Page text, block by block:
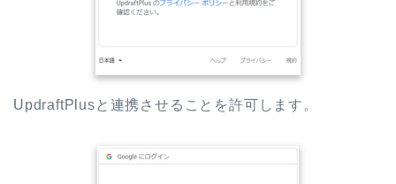
UpdraftPlusと連携させることを許可します。